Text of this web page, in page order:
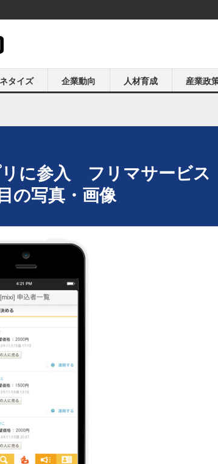
タイズ 企業動向 人材育成 産業政
に参入 フリマサービス
の写真・画像